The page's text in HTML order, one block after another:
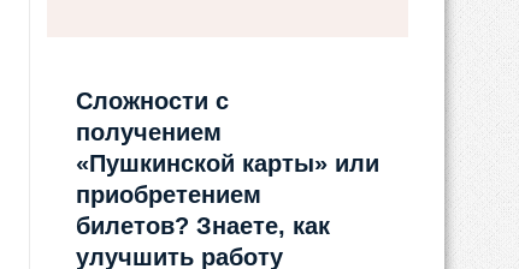
Сложности с
получением
«Пушкинской карты» или
приобретением
билетов? Знаете, как
улучшить работу